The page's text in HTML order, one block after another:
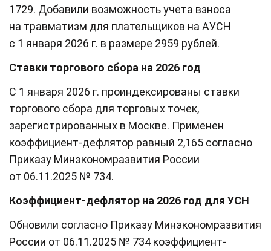
1729. Добавили возможность учета взноса
на травматизм для плательщиков на АУСН
с 1 января 2026 г. в размере 2959 рублей.
Ставки торгового сбора на 2026 год
С 1 января 2026 г. проиндексированы ставки
торгового сбора для торговых точек,
зарегистрированных в Москве. Применен
коэффициент-дефлятор равный 2,165 согласно
Приказу Минэкономразвития России
от 06.11.2025 № 734.
Коэффициент-дефлятор на 2026 год для УСН
Обновили согласно Приказу Минэкономразвития
России от 06.11.2025 № 734 коэффициент-